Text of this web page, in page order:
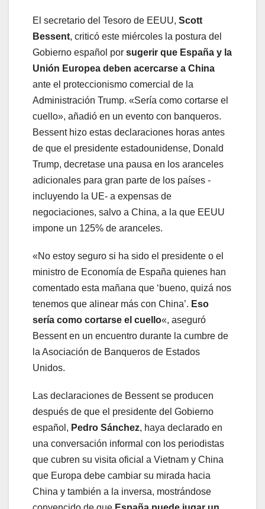
El secretario del Tesoro de EEUU, Scott
Bessent, criticó este miércoles la postura del
Gobierno español por sugerir que España y la
Unión Europea deben acercarse a China
ante el proteccionismo comercial de la
Administración Trump. «Sería como cortarse el
cuello», añadió en un evento con banqueros.
Bessent hizo estas declaraciones horas antes
de que el presidente estadounidense, Donald
Trump, decretase una pausa en los aranceles
adicionales para gran parte de los países -
incluyendo la UE- a expensas de
negociaciones, salvo a China, a la que EEUU
impone un 125% de aranceles.
«No estoy seguro si ha sido el presidente o el
ministro de Economía de España quienes han
comentado esta mañana que ‘bueno, quizá nos
tenemos que alinear más con China’. Eso
sería como cortarse el cuello«, aseguró
Bessent en un encuentro durante la cumbre de
la Asociación de Banqueros de Estados
Unidos.
Las declaraciones de Bessent se producen
después de que el presidente del Gobierno
español, Pedro Sánchez, haya declarado en
una conversación informal con los periodistas
que cubren su visita oficial a Vietnam y China
que Europa debe cambiar su mirada hacia
China y también a la inversa, mostrándose